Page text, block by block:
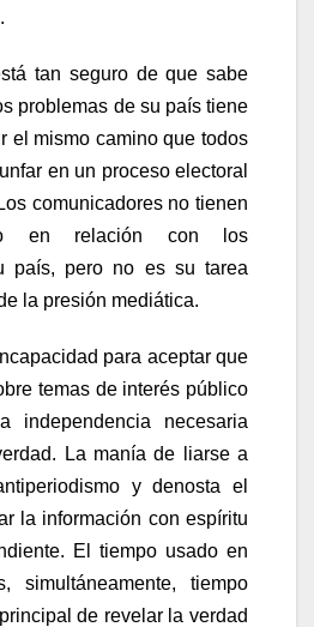
tan seguro de que sabe
problemas de su país tiene
el mismo camino que todos
en un proceso electoral
comunicadores no tienen
en relación con los
país, pero no es su tarea
la presión mediática.
para aceptar que
temas de interés público
independencia necesaria
La manía de liarse a
y denosta el
la información con espíritu
El tiempo usado en
simultáneamente, tiempo
de revelar la verdad